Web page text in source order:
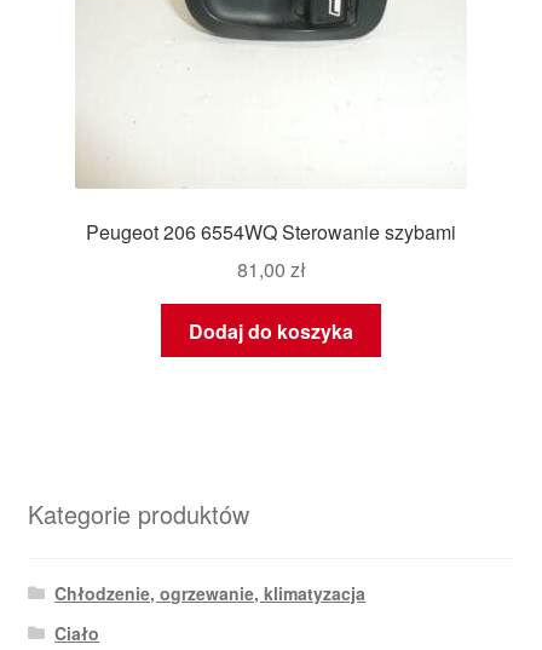
Peugeot 206 6554WQ Sterowanie szybami
81,00 zł
Dodaj do koszyka
Kategorie produktów
Chłodzenie, ogrzewanie, klimatyzacja
Ciało